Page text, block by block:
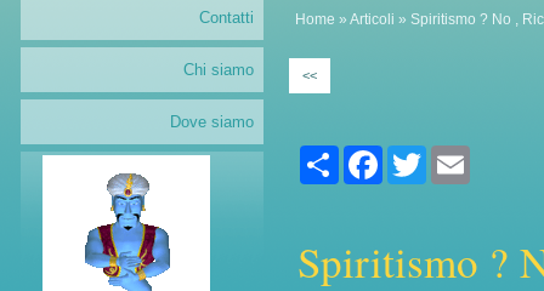
Home » Articoli » Spiritismo ? No ,
<<
Share FacebookTwitter
Spiritismo ?
Contatti
Chi siamo
Dove siamo